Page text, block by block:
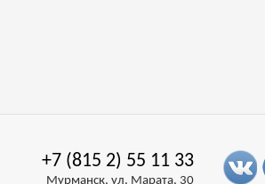
+7 (815 2) 55 11 33
Мурманск, ул. Марата, 30